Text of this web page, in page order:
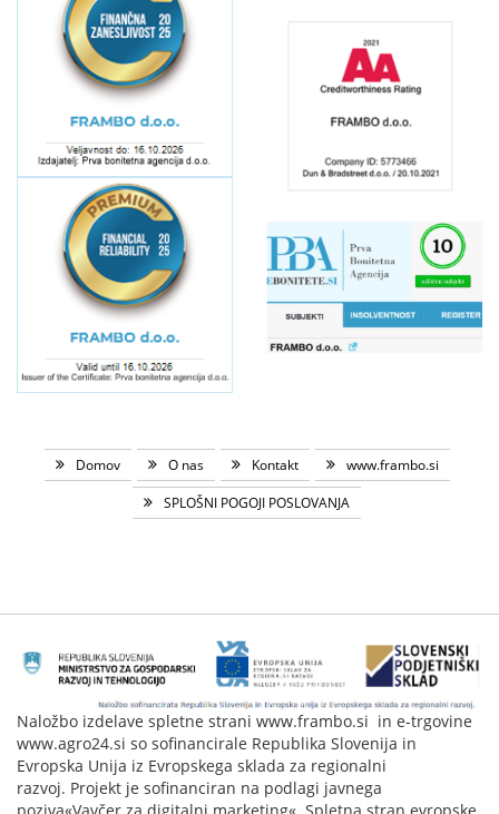
Domov O nas Kontakt
www.frambo.si
SPLOŠNI POGOJI POSLOVANJA
Naložbo izdelave spletne strani www.frambo.si in e-trgovine
www.agro24.si so sofinancirale Republika Slovenija in
Evropska Unija iz Evropskega sklada za regionalni
razvoj. Projekt je sofinanciran na podlagi javnega